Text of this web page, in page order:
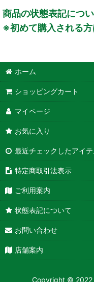
商品の状態表記につ
※初めて購入される
ホーム
ショッピングカート
マイページ
お気に入り
最近チェックしたアイテ
特定商取引法表示
ご利用案内
状態表記について
お問い合わせ
店舗案内
Copyright © 2022